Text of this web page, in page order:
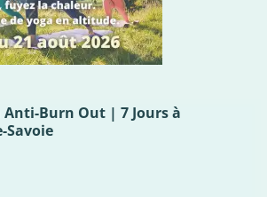
Anti-Burn Out | 7 Jours à
Savoie